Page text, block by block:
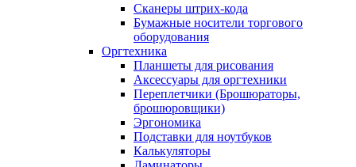
Сканеры штрих-кода
Бумажные носители торгового
оборудования
Оргтехника
Планшеты для рисования
Аксессуары для оргтехники
Переплетчики (Брошюраторы,
брошюровщики)
Эргономика
Подставки для ноутбуков
Калькуляторы